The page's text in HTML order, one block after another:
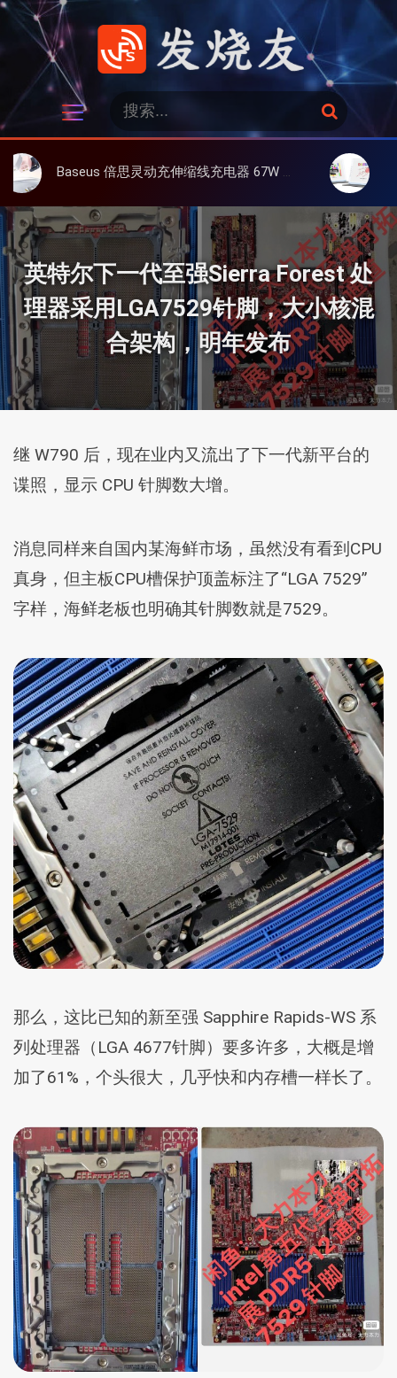
跳
发烧友
：
搜
索
Baseus 倍思灵动充伸缩线充电器 67W 3C，超耐用可伸缩线、氮化镓、3C多设备同时充 大上
英特尔下一代至强Sierra Forest 处
理器采用LGA7529针脚，大小核混
合架构，明年发布
继 W790 后，现在业内又流出了下一代新平台的
谍照，显示 CPU 针脚数大增。
消息同样来自国内某海鲜市场，虽然没有看到CPU
真身，但主板CPU槽保护顶盖标注了“LGA 7529”
字样，海鲜老板也明确其针脚数就是7529。
那么，这比已知的新至强 Sapphire Rapids-WS 系
列处理器（LGA 4677针脚）要多许多，大概是增
加了61%，个头很大，几乎快和内存槽一样长了。